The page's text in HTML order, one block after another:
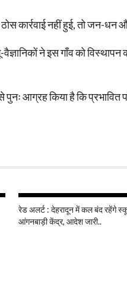
कार्रवाई नहीं हुई, तो जन-
ने इस गाँव को विस्थापन
पुनः आग्रह किया है कि प्रभावित
रेड अलर्ट : देहरादून में कल बंद रहेंगे
आंगनबाड़ी केंद्र, आदेश जारी..